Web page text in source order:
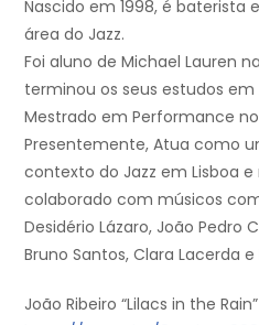
Nascido em 1998, é baterista
área do Jazz.
Foi aluno de Michael Lauren
terminou os seus estudos
Mestrado em Performance
Presentemente, Atua como
contexto do Jazz em Lisboa
colaborado com músicos
Desidério Lázaro, João Pedro
Bruno Santos, Clara Lacerda
João Ribeiro “Lilacs in the